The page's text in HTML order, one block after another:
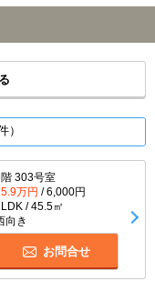
）
303号室
万円 / 6,000円
/ 45.5㎡
向き
お問合せ